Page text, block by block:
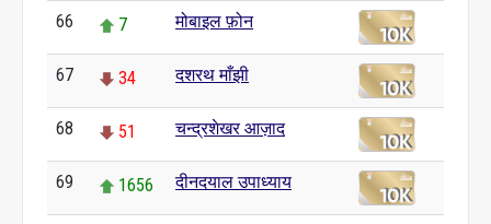
66 7 मोबाइल फ़ोन
67 34 दशरथ माँझी
68 51 चन्द्रशेखर आज़ाद
69 1656 दीनदयाल उपाध्याय